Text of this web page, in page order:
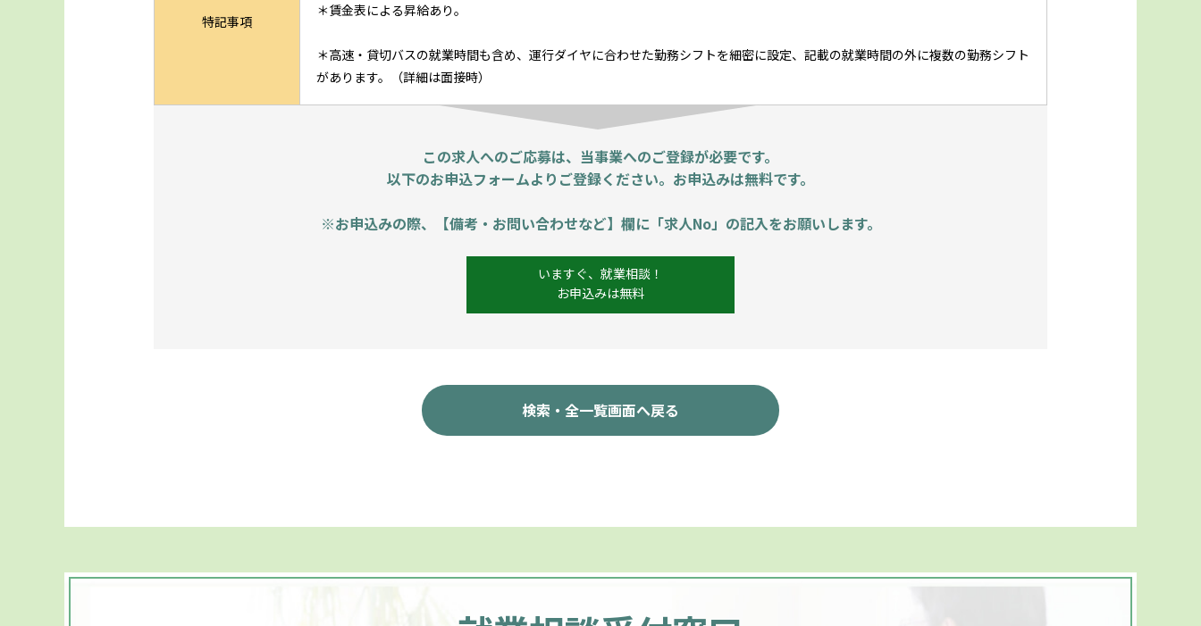
特記事項
＊賃金表による昇給あり。
＊高速・貸切バスの就業時間も含め、運行ダイヤに合わせた勤務シフトを細密に設定、記載の就業時間の外に複数の勤務シフト
があります。（詳細は面接時）
この求人へのご応募は、当事業へのご登録が必要です。
以下のお申込フォームよりご登録ください。お申込みは無料です。
※お申込みの際、【備考・お問い合わせなど】欄に「求人No」の記入をお願いします。
いますぐ、就業相談！
お申込みは無料
検索・全一覧画面へ戻る